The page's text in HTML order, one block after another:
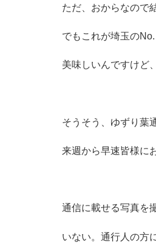
ただ、おからなので
でもこれが埼玉の
美味しいんですけど
そうそう、ゆずり葉
来週から早速皆様に
通信に載せる写真を
いない。通行人の方